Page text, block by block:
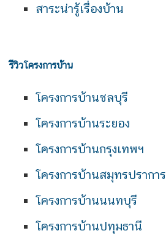
สาระน่ารู้เรื่องบ้าน
รีวิวโครงการบ้าน
โครงการบ้านชลบุรี
โครงการบ้านระยอง
โครงการบ้านกรุงเทพฯ
โครงการบ้านสมุทรปราการ
โครงการบ้านนนทบุรี
โครงการบ้านปทุมธานี